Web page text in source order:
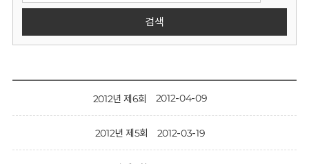
회
검색
2012년 제6회 2012-04-09
2012년 제5회 2012-03-19